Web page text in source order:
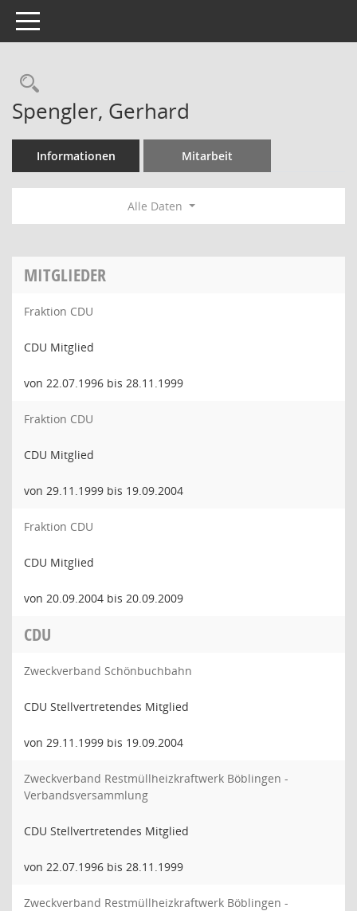
Toggle navigation
Rechercheauswahl
Spengler, Gerhard
Informationen Mitarbeit
Alle Daten
MITGLIEDER
Fraktion CDU
CDU Mitglied
von 22.07.1996 bis 28.11.1999
Fraktion CDU
CDU Mitglied
von 29.11.1999 bis 19.09.2004
Fraktion CDU
CDU Mitglied
von 20.09.2004 bis 20.09.2009
CDU
Zweckverband Schönbuchbahn
CDU Stellvertretendes Mitglied
von 29.11.1999 bis 19.09.2004
Zweckverband Restmüllheizkraftwerk Böblingen -
Verbandsversammlung
CDU Stellvertretendes Mitglied
von 22.07.1996 bis 28.11.1999
Zweckverband Restmüllheizkraftwerk Böblingen -